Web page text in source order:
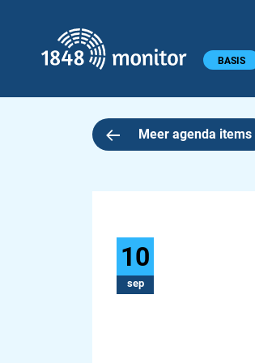
Hoofdmenu BASIS
Meer agenda items
10
sep